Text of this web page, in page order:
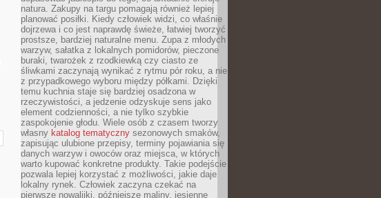
natura. Zakupy na targu pomagają również lepiej
planować posiłki. Kiedy człowiek widzi, co właśnie
dojrzewa i co jest naprawdę świeże, łatwiej tworzyć
prostsze, bardziej naturalne menu. Zupa z młodych
warzyw, sałatka z lokalnych pomidorów, pieczone
buraki, twarożek z rzodkiewką czy ciasto ze
śliwkami zaczynają wynikać z rytmu pór roku, a nie
z przypadkowego wyboru między półkami. Dzięki
temu kuchnia staje się bardziej osadzona w
rzeczywistości, a jedzenie odzyskuje sens jako
element codzienności, a nie tylko szybkie
zaspokojenie głodu. Wiele osób z czasem tworzy
własny katalog tematyczny sezonowych smaków,
zapisując ulubione przepisy, terminy pojawiania się
danych warzyw i owoców oraz miejsca, w których
warto kupować konkretne produkty. Takie podejście
pozwala lepiej korzystać z możliwości, jakie daje
lokalny rynek. Człowiek zaczyna czekać na
pierwsze nowalijki, późniejsze maliny, jesienne